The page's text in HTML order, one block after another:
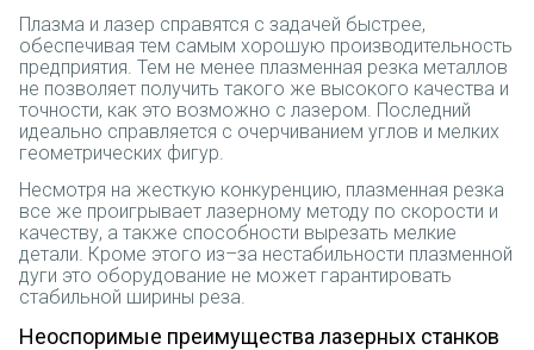
Плазма и лазер справятся с задачей быстрее,
обеспечивая тем самым хорошую производительность
предприятия. Тем не менее плазменная резка металлов
не позволяет получить такого же высокого качества и
точности, как это возможно с лазером. Последний
идеально справляется с очерчиванием углов и мелких
геометрических фигур.
Несмотря на жесткую конкуренцию, плазменная резка
все же проигрывает лазерному методу по скорости и
качеству, а также способности вырезать мелкие
детали. Кроме этого из–за нестабильности плазменной
дуги это оборудование не может гарантировать
стабильной ширины реза.
Неоспоримые преимущества лазерных станков